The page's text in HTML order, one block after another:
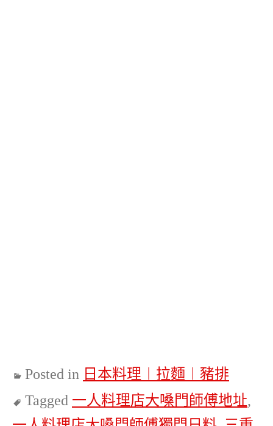
Posted in 日本料理︱拉麵︱豬排
Tagged 一人料理店大嗓門師傅地址,